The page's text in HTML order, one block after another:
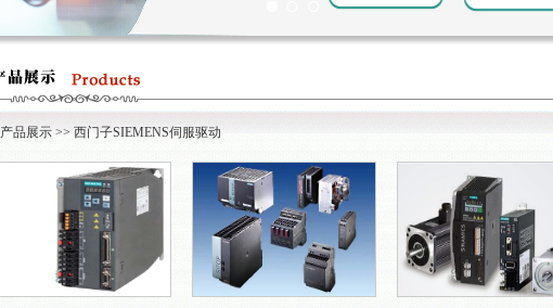
产品展示>> 西门子SIEMENS伺服驱动